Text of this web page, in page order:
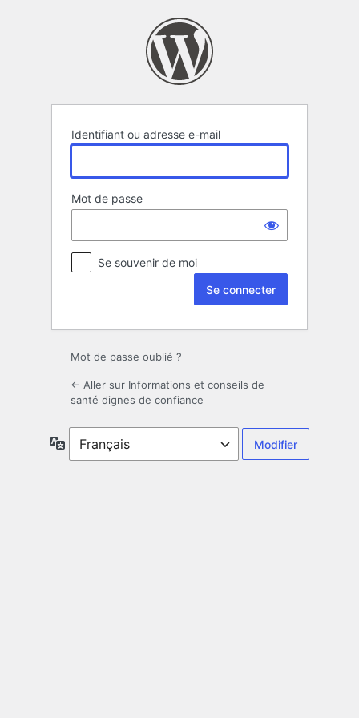
Identifiant ou adresse e-mail
Mot de passe
Se souvenir de moi
Mot de passe oublié ?
← Aller sur Informations et conseils de
santé dignes de confiance
Langue